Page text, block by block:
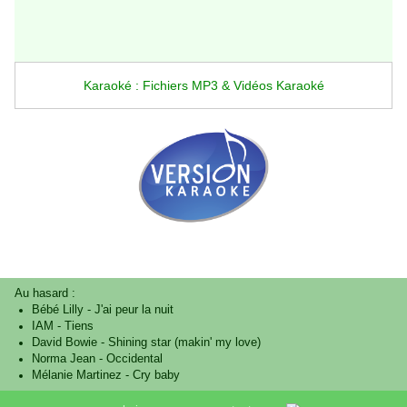
Karaoké : Fichiers MP3 & Vidéos Karaoké
Au hasard :
Bébé Lilly- J'ai peur la nuit
IAM -
Tiens
David Bowie- Shining star (makin' my love)
Norma Jean- Occidental
Mélanie Martinez - Cry baby